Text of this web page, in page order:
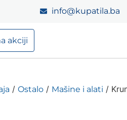
info@kupatila.ba
akciji
/Ostalo / Mašine i alati /